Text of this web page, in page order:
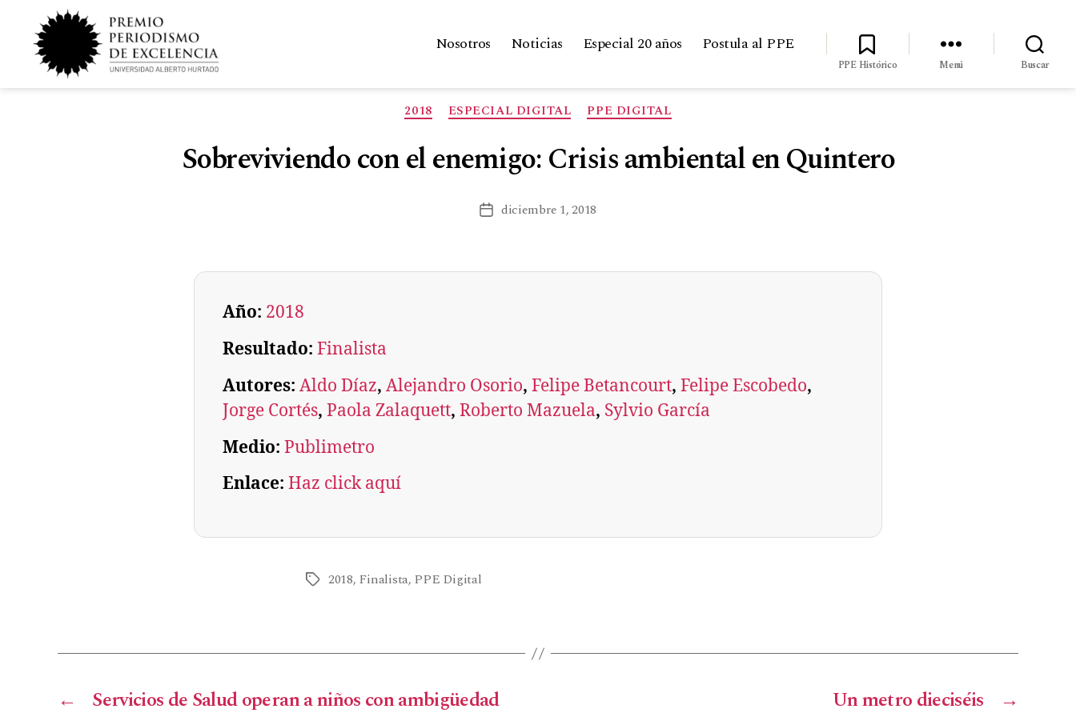
Nosotros Noticias Especial 20 años Postula al PPE
PPE Histórico Menú Buscar
2018 ESPECIAL DIGITAL PPE DIGITAL
Sobreviviendo con el enemigo: Crisis ambiental en Quintero
diciembre 1, 2018
Año: 2018
Resultado: Finalista
Autores: Aldo Díaz, Alejandro Osorio, Felipe Betancourt, Felipe Escobedo
Jorge Cortés, Paola Zalaquett, Roberto Mazuela, Sylvio García
Medio: Publimetro
Enlace: Haz click aquí
2018, Finalista, PPE Digital
←
Servicios de Salud operan a niños con ambigüedad
→
Un metro dieciséis